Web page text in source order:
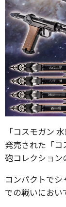
「コスモガン
発売された「
砲コレクション
コンパクトで
での戦いにおい